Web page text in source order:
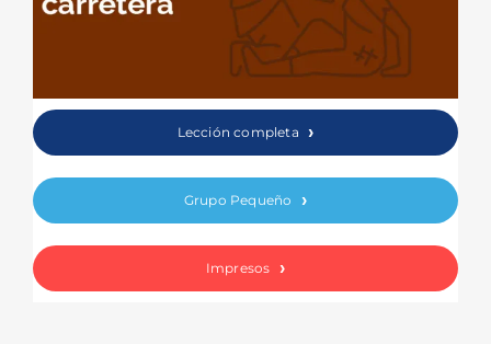
Lección completa
Grupo Pequeño
Impresos